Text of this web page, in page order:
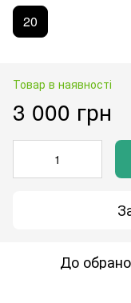
20
Товар в наявності
3 000 грн
До